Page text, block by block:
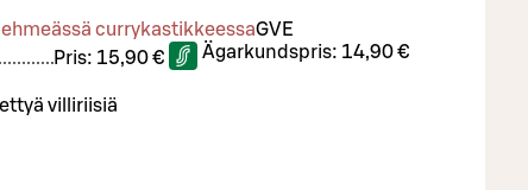
currykastikkeessaGVE
Pris: 15,90 € Ägarkundspris: 14,90 €
villiriisiä